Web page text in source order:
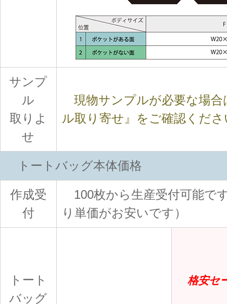
サンプ
ル
取りよ
せ
現物サンプルが必要な場合
ル取り寄せ』をご確認くださ
トートバッグ本体価格
作成受
付
100枚から生産受付可能で
り単価がお安いです）
トート
バッグ
格安セ